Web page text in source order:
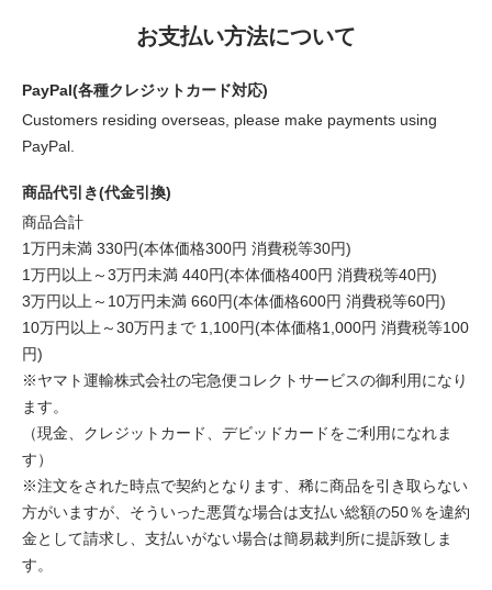
お支払い方法について
PayPal(各種クレジットカード対応)
Customers residing overseas, please make payments using
PayPal.
商品代引き(代金引換)
商品合計
1万円未満 330円(本体価格300円 消費税等30円)
1万円以上～3万円未満 440円(本体価格400円 消費税等40円)
3万円以上～10万円未満 660円(本体価格600円 消費税等60円)
10万円以上～30万円まで 1,100円(本体価格1,000円 消費税等100
円)
※ヤマト運輸株式会社の宅急便コレクトサービスの御利用になり
ます。
（現金、クレジットカード、デビッドカードをご利用になれま
す）
※注文をされた時点で契約となります、稀に商品を引き取らない
方がいますが、そういった悪質な場合は支払い総額の50％を違約
金として請求し、支払いがない場合は簡易裁判所に提訴致しま
す。